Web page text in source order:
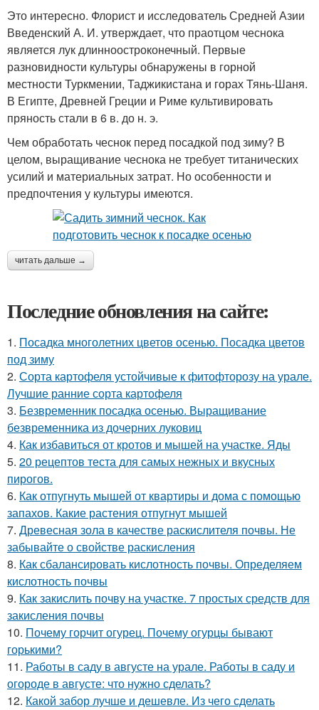
Это интересно. Флорист и исследователь Средней Азии
Введенский А. И. утверждает, что праотцом чеснока
является лук длинноостроконечный. Первые
разновидности культуры обнаружены в горной
местности Туркмении, Таджикистана и горах Тянь-Шаня.
В Египте, Древней Греции и Риме культивировать
пряность стали в 6 в. до н. э.
Чем обработать чеснок перед посадкой под зиму? В
целом, выращивание чеснока не требует титанических
усилий и материальных затрат. Но особенности и
предпочтения у культуры имеются.
читать дальше →
Последние обновления на сайте:
1. Посадка многолетних цветов осенью. Посадка цветов
под зиму
2. Сорта картофеля устойчивые к фитофторозу на урале.
Лучшие ранние сорта картофеля
3. Безвременник посадка осенью. Выращивание
безвременника из дочерних луковиц
4. Как избавиться от кротов и мышей на участке. Яды
5. 20 рецептов теста для самых нежных и вкусных
пирогов.
6. Как отпугнуть мышей от квартиры и дома с помощью
запахов. Какие растения отпугнут мышей
7. Древесная зола в качестве раскислителя почвы. Не
забывайте о свойстве раскисления
8. Как сбалансировать кислотность почвы. Определяем
кислотность почвы
9. Как закислить почву на участке. 7 простых средств для
закисления почвы
10. Почему горчит огурец. Почему огурцы бывают
горькими?
11. Работы в саду в августе на урале. Работы в саду и
огороде в августе: что нужно сделать?
12. Какой забор лучше и дешевле. Из чего сделать